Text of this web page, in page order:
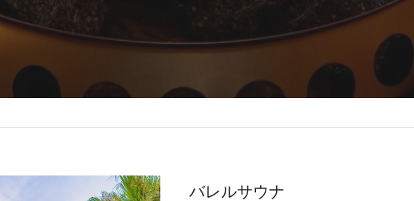
バレルサウナ